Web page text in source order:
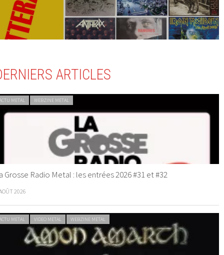
ARTICLES
METAL WEBZINE METAL
Grosse Radio Metal : les entrées 2026 #31 et #32
2026
METAL VIDEO METAL WEBZINE METAL